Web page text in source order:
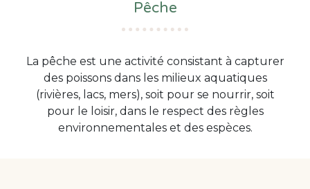
Pêche
La pêche est une activité consistant à capturer
des poissons dans les milieux aquatiques
(rivières, lacs, mers), soit pour se nourrir, soit
pour le loisir, dans le respect des règles
environnementales et des espèces.